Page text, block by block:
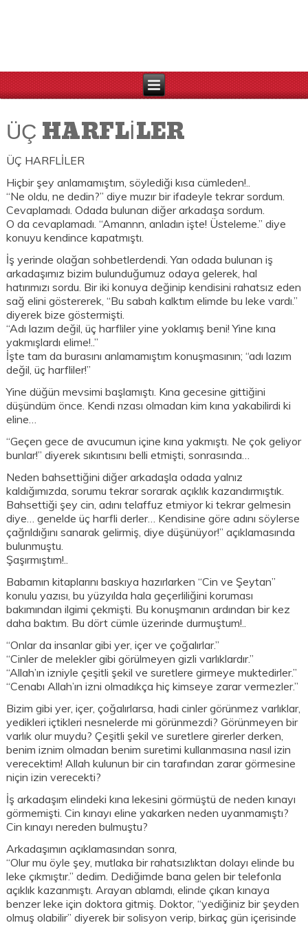
ÜÇ HARFLİLER
ÜÇ HARFLİLER
Hiçbir şey anlamamıştım, söylediği kısa cümleden!..
“Ne oldu, ne dedin?” diye muzır bir ifadeyle tekrar sordum.
Cevaplamadı. Odada bulunan diğer arkadaşa sordum.
O da cevaplamadı. “Amannn, anladın işte! Üsteleme.” diye
konuyu kendince kapatmıştı.
İş yerinde olağan sohbetlerdendi. Yan odada bulunan iş
arkadaşımız bizim bulunduğumuz odaya gelerek, hal
hatırımızı sordu. Bir iki konuya değinip kendisini rahatsız eden
sağ elini göstererek, “Bu sabah kalktım elimde bu leke vardı.”
diyerek bize göstermişti.
“Adı lazım değil, üç harfliler yine yoklamış beni! Yine kına
yakmışlardı elime!..”
İşte tam da burasını anlamamıştım konuşmasının; “adı lazım
değil, üç harfliler!”
Yine düğün mevsimi başlamıştı. Kına gecesine gittiğini
düşündüm önce. Kendi rızası olmadan kim kına yakabilirdi ki
eline…
“Geçen gece de avucumun içine kına yakmıştı. Ne çok geliyor
bunlar!” diyerek sıkıntısını belli etmişti, sonrasında…
Neden bahsettiğini diğer arkadaşla odada yalnız
kaldığımızda, sorumu tekrar sorarak açıklık kazandırmıştık.
Bahsettiği şey cin, adını telaffuz etmiyor ki tekrar gelmesin
diye… genelde üç harfli derler… Kendisine göre adını söylerse
çağrıldığını sanarak gelirmiş, diye düşünüyor!” açıklamasında
bulunmuştu.
Şaşırmıştım!..
Babamın kitaplarını baskıya hazırlarken “Cin ve Şeytan”
konulu yazısı, bu yüzyılda hala geçerliliğini koruması
bakımından ilgimi çekmişti. Bu konuşmanın ardından bir kez
daha baktım. Bu dört cümle üzerinde durmuştum!..
“Onlar da insanlar gibi yer, içer ve çoğalırlar.”
“Cinler de melekler gibi görülmeyen gizli varlıklardır.”
“Allah’ın izniyle çeşitli şekil ve suretlere girmeye muktedirler.”
“Cenabı Allah’ın izni olmadıkça hiç kimseye zarar vermezler.”
Bizim gibi yer, içer, çoğalırlarsa, hadi cinler görünmez varlıklar,
yedikleri içtikleri nesnelerde mi görünmezdi? Görünmeyen bir
varlık olur muydu? Çeşitli şekil ve suretlere girerler derken,
benim iznim olmadan benim suretimi kullanmasına nasıl izin
verecektim! Allah kulunun bir cin tarafından zarar görmesine
niçin izin verecekti?
İş arkadaşım elindeki kına lekesini görmüştü de neden kınayı
görmemişti. Cin kınayı eline yakarken neden uyanmamıştı?
Cin kınayı nereden bulmuştu?
Arkadaşımın açıklamasından sonra,
“Olur mu öyle şey, mutlaka bir rahatsızlıktan dolayı elinde bu
leke çıkmıştır.” dedim. Dediğimde bana gelen bir telefonla
açıklık kazanmıştı. Arayan ablamdı, elinde çıkan kınaya
benzer leke için doktora gitmiş. Doktor, “yediğiniz bir şeyden
olmuş olabilir” diyerek bir solisyon verip, birkaç gün içerisinde